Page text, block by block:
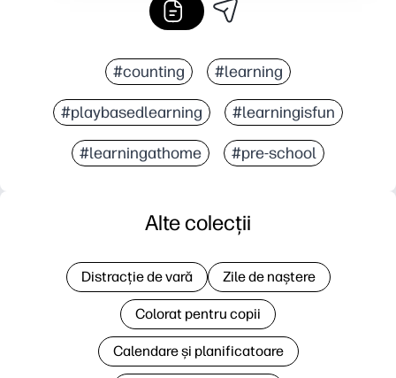
#counting #learning
#playbasedlearning #learningisfun
#learningathome #pre-school
Alte colecții
Distracție de vară Zile de naștere
Colorat pentru copii
Calendare și planificatoare